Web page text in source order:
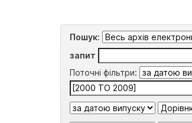
Пошук:
запит
Поточні фільтри: